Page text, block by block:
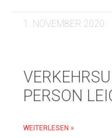
1. NOVEMBER 2020
PERSON
WEITERLESEN »